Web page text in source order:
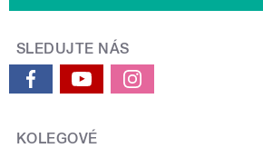
SLEDUJTE NÁS
KOLEGOVÉ